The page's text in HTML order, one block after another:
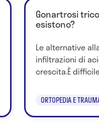
Gonartrosi
esistono?
Le alternative
infiltrazioni di
crescita.È
ORTOPEDIA E